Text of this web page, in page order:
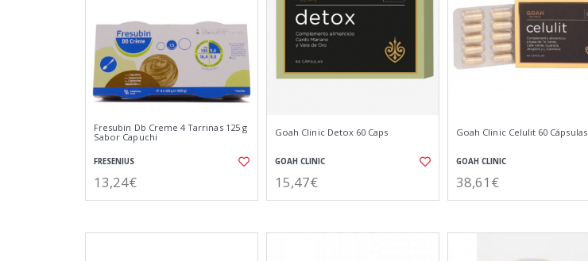
Fresubin Db Creme 4 Tarrinas 125 g
Sabor Capuchi
FRESENIUS
13,24€
Goah Clinic Detox 60 Caps
GOAH CLINIC
15,47€
Goah Clinic Celulit 60 Cápsulas
GOAH CLINIC
38,61€